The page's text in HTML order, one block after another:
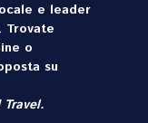
e leader
Trovate
o
su
.